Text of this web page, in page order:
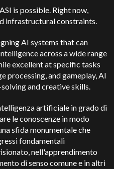
is possible. Right now,
infrastructural constraints.
AI systems that can
across a wide range
excellent at specific tasks
processing, and gameplay, AI
and creative skills.
artificiale in grado di
le conoscenze in modo
sfida monumentale che
fondamentali
nell'apprendimento
di senso comune e in altri